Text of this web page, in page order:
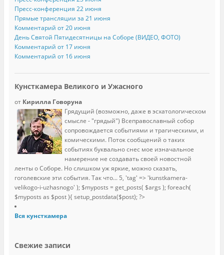
Пресс-конференция 22 июня
Прямые трансляции за 21 июня
Комментарий от 20 июня
День Святой Пятидесятницы на Соборе (ВИДЕО, ФОТО)
Комментарий от 17 июня
Комментарий от 16 июня
Кунсткамера Великого и Ужасного
от Кирилла Говоруна
Грядущий (возможно, даже в эсхатологическом
смысле - "грядый") Всеправославный собор
сопровождается событиями и трагическими, и
комическими. Поток сообщений о таких
событиях буквально снес мое изначальное
намерение не создавать своей новостной
ленты о Соборе. Но слишком уж яркие, можно сказать,
гоголевские эти события. Так что... 5, 'tag' => 'kunstkamera-
velikogo-i-uzhasnogo' ); $myposts = get_posts( $args ); foreach(
$myposts as $post ){ setup_postdata($post); ?>
Вся кунсткамера
Свежие записи